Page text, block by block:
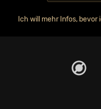
Ich will mehr Infos, bevor